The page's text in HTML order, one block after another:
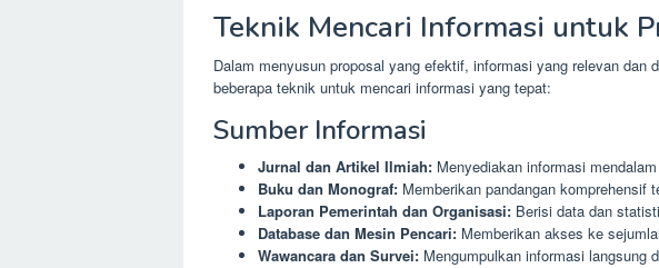
Teknik Mencari Informasi untuk
Dalam menyusun proposal yang efektif, informasi yang relevan dan
beberapa teknik untuk mencari informasi yang tepat:
Sumber Informasi
Jurnal dan Artikel Ilmiah: Menyediakan informasi
Buku dan Monograf: Memberikan pandangan komprehensif
Laporan Pemerintah dan Organisasi: Berisi data dan
Database dan Mesin Pencari: Memberikan akses ke
Wawancara dan Survei: Mengumpulkan informasi langsung